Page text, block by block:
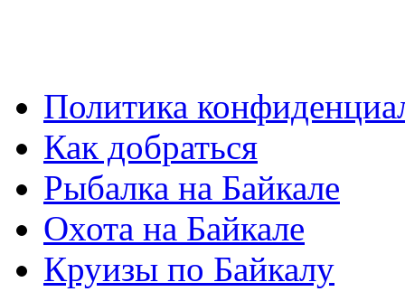
Политика
Как добраться
Рыбалка на Байкале
Охота на Байкале
Круизы по Байкалу